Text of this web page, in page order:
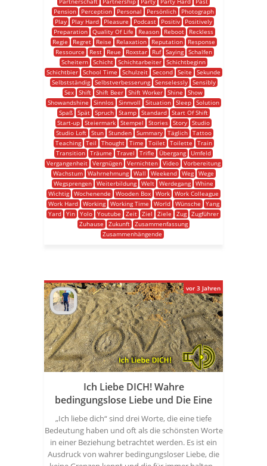
Pension
Perception Personal Persönlich
Photograph
Play
Play Hard Pleasure Podcast Positiv
Positively
Preparation Quality Of Life Reason Reboot
Reckless
Regie
Regret Reise Relaxation Reputation
Response
Ressource
Rest Reue Roxstar Ruf Saying
Schalfen
Scheitern Schicht Schichtarbeiter Schichtbeginn
Schichtbier School Time Schulzeit Second Seite
Sekunde
Selbstständig
Selbstverbesserung Senselessly
Sensibly
Sex Shift Shift Beer Shift Worker Shine
Show
Showandshine
Sinnlos Sinnvoll Situation Sleep Solution
Spaß Spät Spruch Stamp Standard Start Of Shift
Start-up Steiermark Stempel Stories Story Studio
Studio Loft
Stun Stunden Summary Täglich
Tattoo
Teaching
Teil Thought Time Toilet Toilette
Train
Transition Träume Travel Trifle Übergang
Umfeld
Vergangenheit Vergnügen Vernichten Video Vorbereitung
Wachstum Wahrnehmung Wall Weekend Weg Wege
Wegsprengen Weiterbildung Welt Werdegang Whine
Wichtig Wochenende Wooden Box Work Work Colleague
Work Hard
Working Working Time World Wünsche
Yang
Yard Yin Yolo Youtube Zeit Ziel Ziele Zug Zugführer
Zuhause
Zukunft Zusammenfassung
Zusammenhängende
Ich Liebe DICH! Wahre
bedingungslose Liebe und Die Eine
„Ich liebe dich“ sind drei Worte, die eine tiefe
Bedeutung haben und oft als die schönsten Worte
in einer Beziehung betrachtet werden. Es ist ein
Ausdruck von wahrer bedingungsloser Liebe, die
vor 3 Jahren